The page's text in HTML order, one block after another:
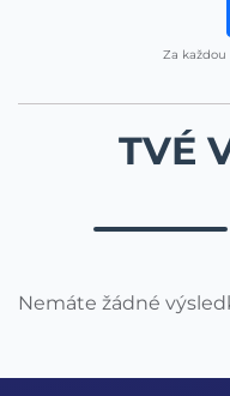
Za
TVÉ
Nemáte žádné